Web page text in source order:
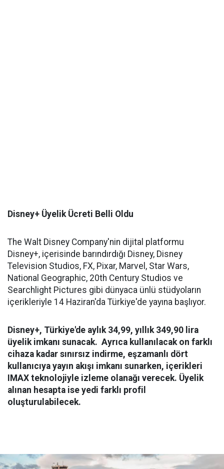
Disney+ Üyelik Ücreti Belli Oldu
The Walt Disney Company'nin dijital platformu
Disney+, içerisinde barındırdığı Disney, Disney
Television Studios, FX, Pixar, Marvel, Star Wars,
National Geographic, 20th Century Studios ve
Searchlight Pictures gibi dünyaca ünlü stüdyoların
içerikleriyle 14 Haziran'da Türkiye'de yayına başlıyor.
Disney+, Türkiye'de aylık 34,99, yıllık 349,90 lira
üyelik imkanı sunacak. Ayrıca kullanılacak on farklı
cihaza kadar sınırsız indirme, eşzamanlı dört
kullanıcıya yayın akışı imkanı sunarken, içerikleri
IMAX teknolojiyle izleme olanağı verecek. Üyelik
alınan hesapta ise yedi farklı profil
oluşturulabilecek.